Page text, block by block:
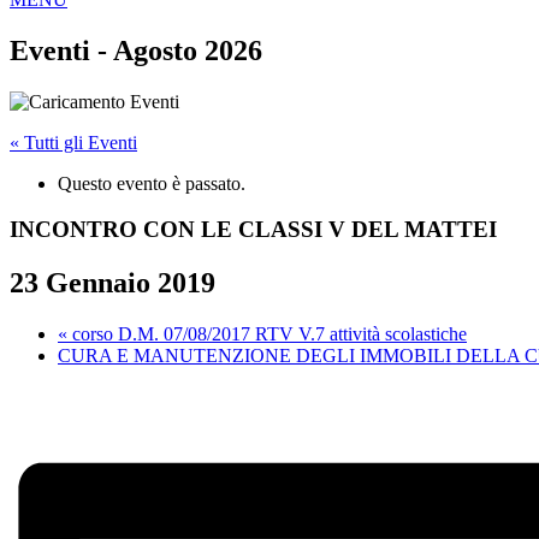
Eventi - Agosto 2026
« Tutti gli Eventi
Questo evento è passato.
INCONTRO CON LE CLASSI V DEL MATTEI
23 Gennaio 2019
« corso D.M. 07/08/2017 RTV V.7 attività scolastiche
CURA E MANUTENZIONE DEGLI IMMOBILI DELLA